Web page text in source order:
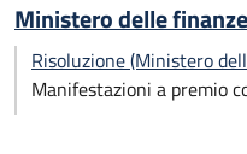
Ministero delle finanze
Risoluzione (Ministero
Manifestazioni a premio